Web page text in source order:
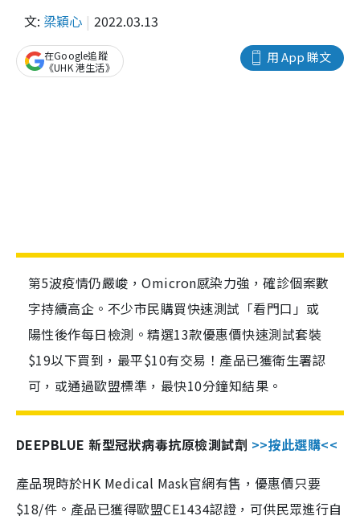
文: 梁穎心 2022.03.13
用 App 睇文
在Google追蹤
《UHK 港生活》
第5波疫情仍嚴峻，Omicron感染力強，確診個案數
字持續高企。不少市民購買快速測試「看門口」或
陽性後作每日檢測。精選13款優惠價快速測試套裝
$19以下買到，最平$10有交易！產品已獲衛生署認
可，或通過歐盟標準，最快10分鐘知結果。
DEEPBLUE 新型冠狀病毒抗原檢測試劑 >>按此選購<<
產品現時於HK Medical Mask官網有售，優惠價只要
$18/件。產品已獲得歐盟CE1434認證，可供民眾進行自